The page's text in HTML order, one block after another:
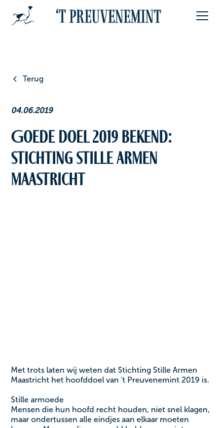
Terug
04.06.2019
Goede doel 2019 bekend:
Stichting Stille Armen
Maastricht
Met trots laten wij weten dat Stichting Stille Armen
Maastricht het hoofddoel van 't Preuvenemint 2019 is.
Stille armoede
Mensen die hun hoofd recht houden, niet snel klagen,
maar ondertussen alle eindjes aan elkaar moeten